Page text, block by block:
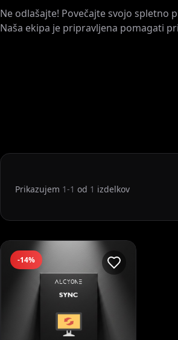
Ne odlašajte! Povečajte svojo
Naša ekipa je pripravljena pomagati
Prikazujem 1-1 od 1 izdelkov
-14%